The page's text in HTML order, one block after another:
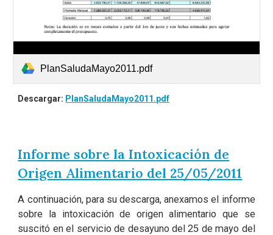
PlanSaludaMayo2011.pdf
Descargar: PlanSaludaMayo2011.pdf
Informe sobre la Intoxicación de
Origen Alimentario del 25/05/2011
A continuación, para su descarga, anexamos el informe
sobre la intoxicación de origen alimentario que se
suscitó en el servicio de desayuno del 25 de mayo del